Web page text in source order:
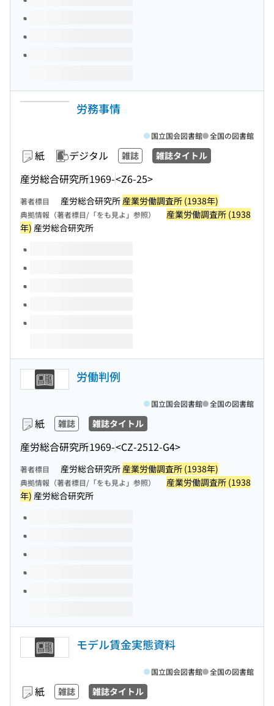
労務事情
紙 デジタル 雑誌 雑誌タイトル
産労総合研究所1969-<Z6-25>
国立国会図書館 全国の図書館
著者標目 産労総合研究所産業労働調査所 (1938年)
典拠情報（著者標目/「をも見よ」参照）
産業労働調査所 (1938
年) 産労総合研究所
このタイトルの巻号
労働判例
紙 雑誌 雑誌タイトル
産労総合研究所1969-<CZ-2512-G4>
国立国会図書館 全国の図書館
著者標目 産労総合研究所産業労働調査所 (1938年)
典拠情報（著者標目/「をも見よ」参照）
産業労働調査所 (1938
年) 産労総合研究所
このタイトルの巻号
モデル賃金実態資料
紙 雑誌 雑誌タイトル
国立国会図書館 全国の図書館